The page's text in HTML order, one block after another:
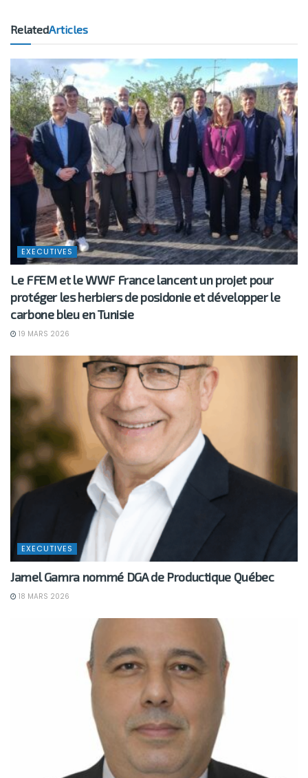
RelatedArticles
EXECUTIVES
Le FFEM et le WWF France lancent un projet pour
protéger les herbiers de posidonie et développer le
carbone bleu en Tunisie
19 MARS 2026
EXECUTIVES
Jamel Gamra nommé DGA de Productique Québec
18 MARS 2026